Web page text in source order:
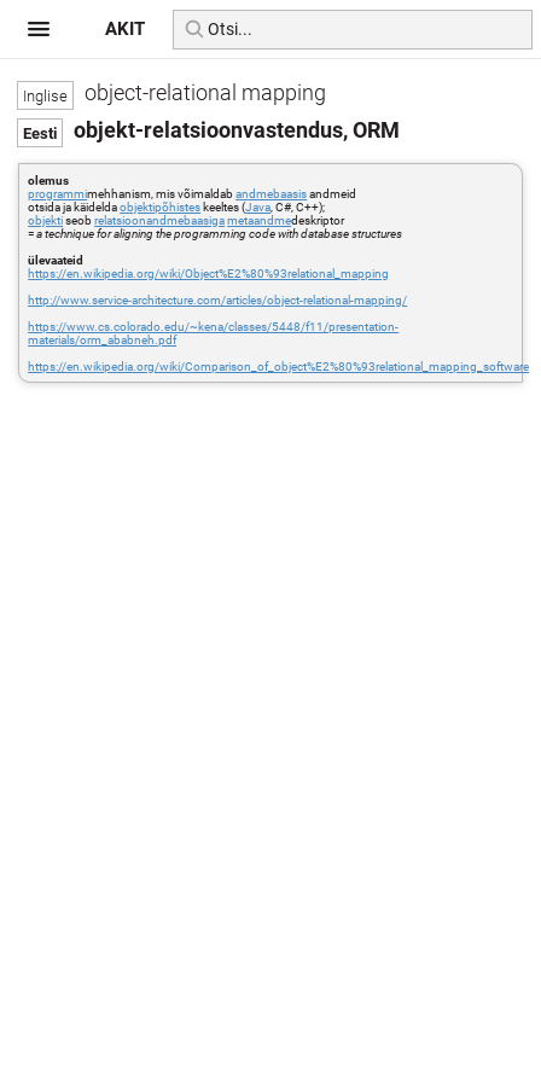
object-relational mapping
objekt-relatsioonvastendus, ORM
olemus
programmimehhanism, mis võimaldabandmebaasisandmeid
otsida ja käideldaobjektipõhistes keeltes (Java , C#, C++);
objektiseobrelatsioonandmebaasigametaandmedeskriptor
=a technique for aligning the programming code with database structures
ülevaateid
https://en.wikipedia.org/wiki/Object%E2%80%93relational_mapping
http://www.service-architecture.com/articles/object-relational-mapping/
https://www.cs.colorado.edu/~kena/classes/5448/f11/presentation-
materials/orm_ababneh.pdf
https://en.wikipedia.org/wiki/Comparison_of_object%E2%80%93relational_mapping_software
AKIT